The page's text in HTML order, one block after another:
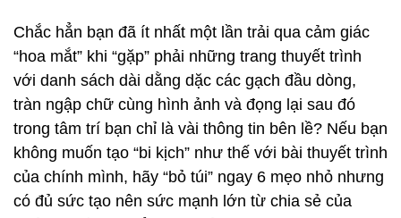
Chắc hẳn bạn đã ít nhất một lần trải qua cảm giác
“hoa mắt” khi “gặp” phải những trang thuyết trình
với danh sách dài dằng dặc các gạch đầu dòng,
tràn ngập chữ cùng hình ảnh và đọng lại sau đó
trong tâm trí bạn chỉ là vài thông tin bên lề? Nếu bạn
không muốn tạo “bi kịch” như thế với bài thuyết trình
của chính mình, hãy “bỏ túi” ngay 6 mẹo nhỏ nhưng
có đủ sức tạo nên sức mạnh lớn từ chia sẻ của